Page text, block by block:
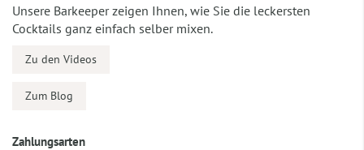
Unsere Barkeeper zeigen Ihnen, wie Sie die leckersten
Cocktails ganz einfach selber mixen.
Zu den Videos
Zum Blog
Zahlungsarten